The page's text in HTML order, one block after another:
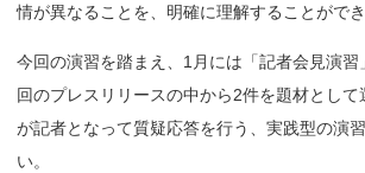
情が異なることを、明確に理解することができ
今回の演習を踏まえ、1月には「記者会見演習
回のプレスリリースの中から2件を題材とし
が記者となって質疑応答を行う、実践型の演
い。